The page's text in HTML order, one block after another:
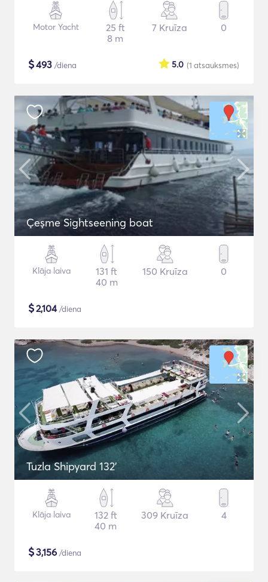
Motor Yacht
25 ft
8 m
7 Kruīza 0
$493 /diena (1 atsauksmes)
5.0
Çeşme Sightseening boat
Klāja laiva
131 ft
40 m
150 Kruīza 0
$2,104/diena
Tuzla Shipyard 132'
Klāja laiva
132 ft
40 m
309 Kruīza 4
$3,156 /diena